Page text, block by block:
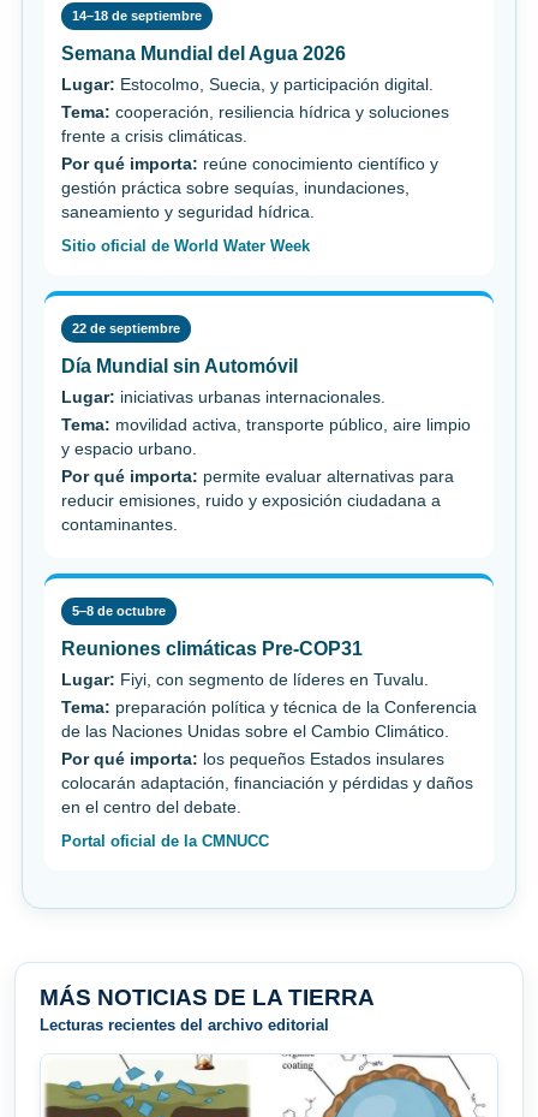
14–18 de septiembre
Semana Mundial del Agua 2026
Lugar: Estocolmo, Suecia, y participación digital.
Tema: cooperación, resiliencia hídrica y soluciones
frente a crisis climáticas.
Por qué importa: reúne conocimiento científico y
gestión práctica sobre sequías, inundaciones,
saneamiento y seguridad hídrica.
Sitio oficial de World Water Week
22 de septiembre
Día Mundial sin Automóvil
Lugar: iniciativas urbanas internacionales.
Tema: movilidad activa, transporte público, aire limpio
y espacio urbano.
Por qué importa: permite evaluar alternativas para
reducir emisiones, ruido y exposición ciudadana a
contaminantes.
5–8 de octubre
Reuniones climáticas Pre-COP31
Lugar: Fiyi, con segmento de líderes en Tuvalu.
Tema: preparación política y técnica de la Conferencia
de las Naciones Unidas sobre el Cambio Climático.
Por qué importa: los pequeños Estados insulares
colocarán adaptación, financiación y pérdidas y daños
en el centro del debate.
Portal oficial de la CMNUCC
MÁS NOTICIAS DE LA TIERRA
Lecturas recientes del archivo editorial